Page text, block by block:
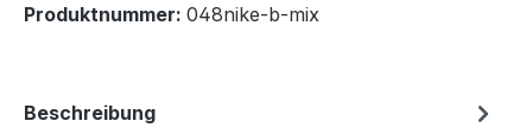
Produktnummer: 048nike-b-mix
Beschreibung